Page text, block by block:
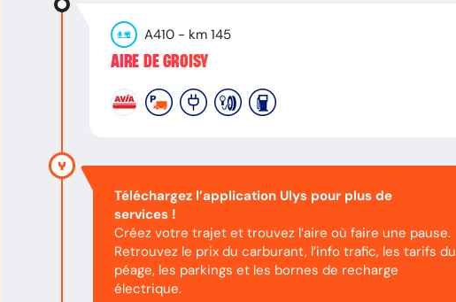
A410- km 145
AIRE DE GROISY
Téléchargez l’application Ulys pour plus de
services !
Créez votre trajet et trouvez l’aire où faire une pause.
Retrouvez le prix du carburant, l’info trafic, les tarifs du
péage, les parkings et les bornes de recharge
électrique.